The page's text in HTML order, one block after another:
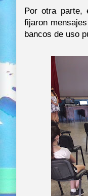
Por otra parte,
fijaron
bancos de uso